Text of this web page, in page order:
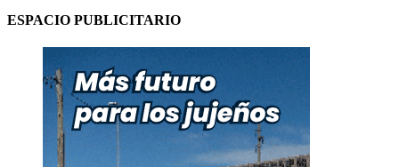
ESPACIO PUBLICITARIO